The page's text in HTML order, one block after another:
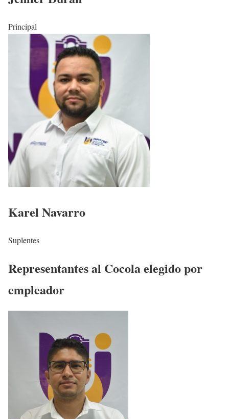
Principal
Karel Navarro
Suplentes
Representantes al Cocola elegido por
empleador